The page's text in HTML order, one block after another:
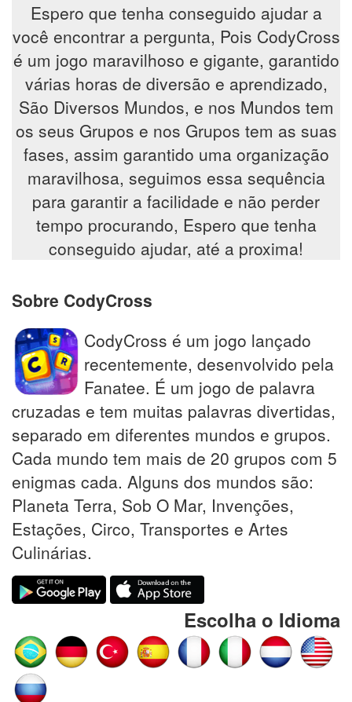
Espero que tenha conseguido ajudar a
você encontrar a pergunta, Pois CodyCross
é um jogo maravilhoso e gigante, garantido
várias horas de diversão e aprendizado,
São Diversos Mundos, e nos Mundos tem
os seus Grupos e nos Grupos tem as suas
fases, assim garantido uma organização
maravilhosa, seguimos essa sequência
para garantir a facilidade e não perder
tempo procurando, Espero que tenha
conseguido ajudar, até a proxima!
Sobre CodyCross
CodyCross é um jogo lançado
recentemente, desenvolvido pela
Fanatee. É um jogo de palavra
cruzadas e tem muitas palavras divertidas,
separado em diferentes mundos e grupos.
Cada mundo tem mais de 20 grupos com 5
enigmas cada. Alguns dos mundos são:
Planeta Terra, Sob O Mar, Invenções,
Estações, Circo, Transportes e Artes
Culinárias.
Escolha o Idioma